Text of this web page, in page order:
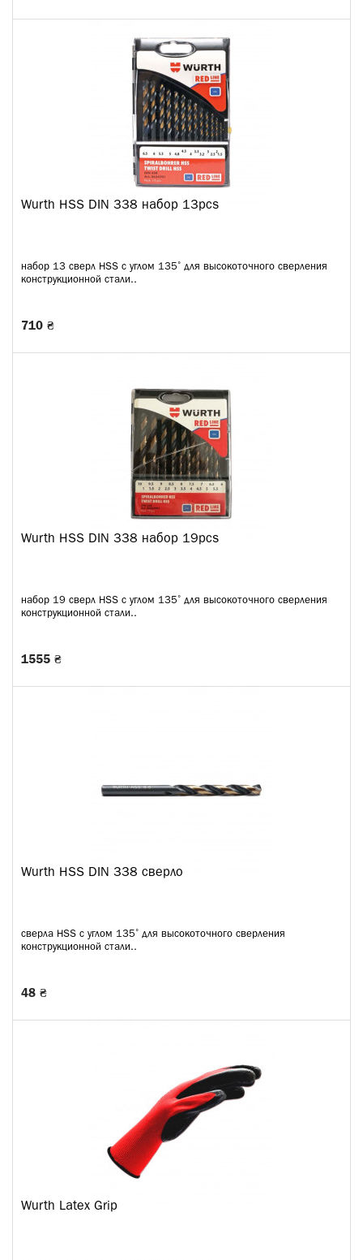
Wurth HSS DIN 338 набор 13pcs
набор 13 сверл HSS с углом 135˚ для высокоточного сверления
конструкционной стали..
710 ₴
Wurth HSS DIN 338 набор 19pcs
набор 19 сверл HSS с углом 135˚ для высокоточного сверления
конструкционной стали..
1555 ₴
Wurth HSS DIN 338 сверло
сверла HSS с углом 135˚ для высокоточного сверления
конструкционной стали..
48 ₴
Wurth Latex Grip